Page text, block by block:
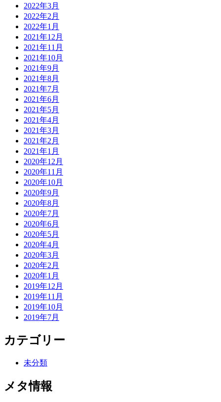
2022年3月
2022年2月
2022年1月
2021年12月
2021年11月
2021年10月
2021年9月
2021年8月
2021年7月
2021年6月
2021年5月
2021年4月
2021年3月
2021年2月
2021年1月
2020年12月
2020年11月
2020年10月
2020年9月
2020年8月
2020年7月
2020年6月
2020年5月
2020年4月
2020年3月
2020年2月
2020年1月
2019年12月
2019年11月
2019年10月
2019年7月
カテゴリー
未分類
メタ情報